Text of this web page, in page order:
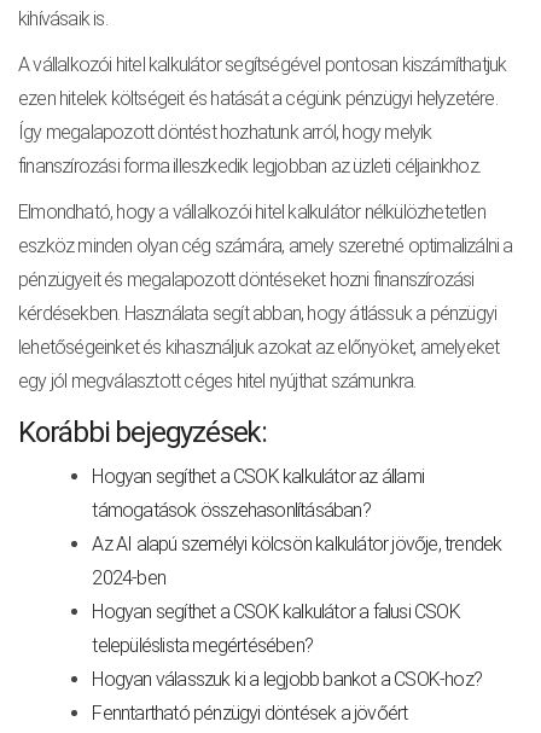
kihívásaik is.
A vállalkozói hitel kalkulátor segítségével pontosan kiszámíthatjuk
ezen hitelek költségeit és hatását a cégünk pénzügyi helyzetére.
Így megalapozott döntést hozhatunk arról, hogy melyik
finanszírozási forma illeszkedik legjobban az üzleti céljainkhoz.
Elmondható, hogy a vállalkozói hitel kalkulátor nélkülözhetetlen
eszköz minden olyan cég számára, amely szeretné optimalizálni a
pénzügyeit és megalapozott döntéseket hozni finanszírozási
kérdésekben. Használata segít abban, hogy átlássuk a pénzügyi
lehetőségeinket és kihasználjuk azokat az előnyöket, amelyeket
egy jól megválasztott céges hitel nyújthat számunkra.
Korábbi bejegyzések:
Hogyan segíthet a CSOK kalkulátor az állami
támogatások összehasonlításában?
Az AI alapú személyi kölcsön kalkulátor jövője, trendek
2024-ben
Hogyan segíthet a CSOK kalkulátor a falusi CSOK
településlista megértésében?
Hogyan válasszuk ki a legjobb bankot a CSOK-hoz?
Fenntartható pénzügyi döntések a jövőért